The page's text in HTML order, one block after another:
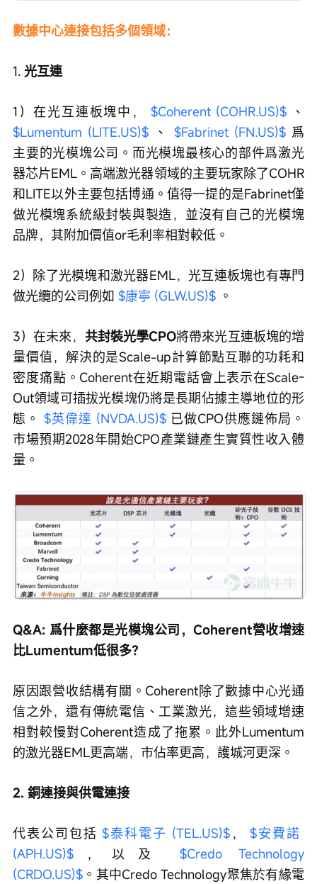
數據中心連接包括多個領域：
1. 光互連
1）在光互連板塊中， $Coherent (COHR.US)$ 、
$Lumentum (LITE.US)$ 、 $Fabrinet (FN.US)$ 爲
主要的光模塊公司。而光模塊最核心的部件爲激光
器芯片EML。高端激光器領域的主要玩家除了COHR
和LITE以外主要包括博通。值得一提的是Fabrinet僅
做光模塊系統級封裝與製造，並沒有自己的光模塊
品牌，其附加價值or毛利率相對較低。
2）除了光模塊和激光器EML，光互連板塊也有專門
做光纜的公司例如 $康寧 (GLW.US)$ 。
3）在未來， 共封裝光學CPO將帶來光互連板塊的增
量價值，解決的是Sc­a­le-up計算節點互聯的功耗和
密度痛點。Co­h­e­r­e­nt在近期電話會上表示在Scale-
Out領域可插拔光模塊仍將是長期佔據主導地位的形
態。 $英偉達 (NVDA.US)$ 已做CPO供應鏈佈局。
市場預期2028年開始CPO產業鏈產生實質性收入體
量。
Q&A: 爲什麼都是光模塊公司，Coherent營收增速
比Lumentum低很多？
原因跟營收結構有關。Coherent除了數據中心光通
信之外，還有傳統電信、工業激光，這些領域增速
相對較慢對Coherent造成了拖累。此外Lumentum
的激光器EML更高端，市佔率更高，護城河更深。
2. 銅連接與供電連接
代表公司包括 $泰科電子 (TEL.US)$， $安費諾
(APH.US)$ ，以及 $Credo Technology
(CRDO.US)$ 。其中Credo Technology聚焦於有緣電